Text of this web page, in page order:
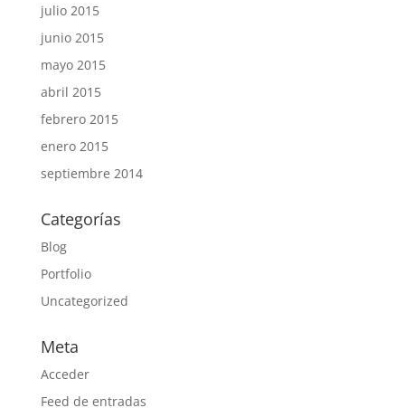
julio 2015
junio 2015
mayo 2015
abril 2015
febrero 2015
enero 2015
septiembre 2014
Categorías
Blog
Portfolio
Uncategorized
Meta
Acceder
Feed de entradas